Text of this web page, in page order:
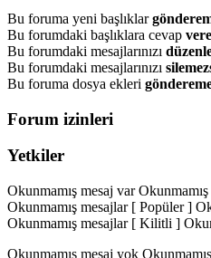
Bu foruma yeni başlıklar
Bu forumdaki başlıklara cevap
Bu forumdaki mesajlarınızı
Bu forumdaki mesajlarınızı
Bu foruma dosya ekleri
Forum izinleri
Yetkiler
Okunmamış mesaj varOkunmamış
Okunmamış mesajlar [ Popüler ]
Okunmamış mesajlar [ Kilitli ]
Okunmamış mesaj yok